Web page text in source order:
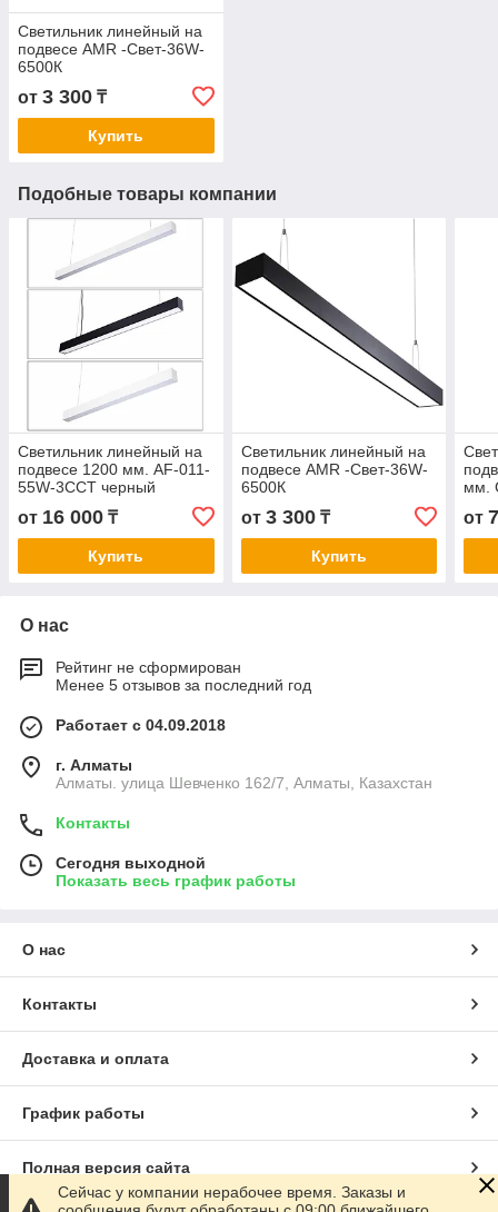
Светильник линейный на
подвесе AMR -Свет-36W-
6500К
от 3 300 ₸
Купить
Подобные товары компании
Светильник линейный на
подвесе 1200 мм. AF-011-
55W-3CCT черный
от 16 000 ₸
Купить
Светильник линейный на
подвесе AMR -Свет-36W-
6500К
от 3 300₸
Купить
мм.
от
О нас
Рейтинг не сформирован
Менее 5 отзывов за последний год
Работает с 04.09.2018
г. Алматы
Алматы. улица Шевченко 162/7, Алматы, Казахстан
Контакты
Сегодня выходной
Показать весь график работы
О нас
Контакты
Доставка и оплата
График работы
Полная версия сайта
Сейчас у компании нерабочее время. Заказы и